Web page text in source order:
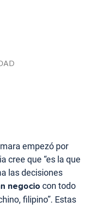
empezó por
cree que “es la que
las decisiones
negocio con todo
filipino”. Estas